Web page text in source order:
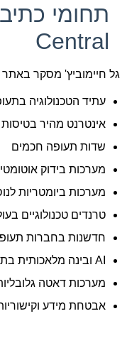
Central
גל חיימוביץ' מסקר באתר
עתיד הטכנולוגיה
אינטרנט מהיר בטיסות
שדות תעופה חכמים
מערכות בידוק
מערכות ביומטריות
טרנדים טכנולוגיים
חדשנות בחברות
AI ובינה מלאכותית בתעשיית התעופה
מערכות דאטה
אבטחת מידע